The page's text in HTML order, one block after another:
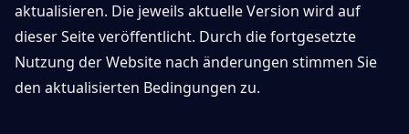
aktualisieren. Die jeweils aktuelle Version wird auf
dieser Seite veröffentlicht. Durch die fortgesetzte
Nutzung der Website nach änderungen stimmen Sie
den aktualisierten Bedingungen zu.